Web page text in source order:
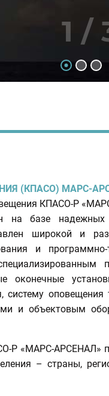
1 /
(КПАСО) МАРС-
КПАСО-Р
на базе надежных
широкой и
и программно-
оконечные
систему оповещения
и объектовым
Р «МАРС-АРСЕНАЛ»
– страны,